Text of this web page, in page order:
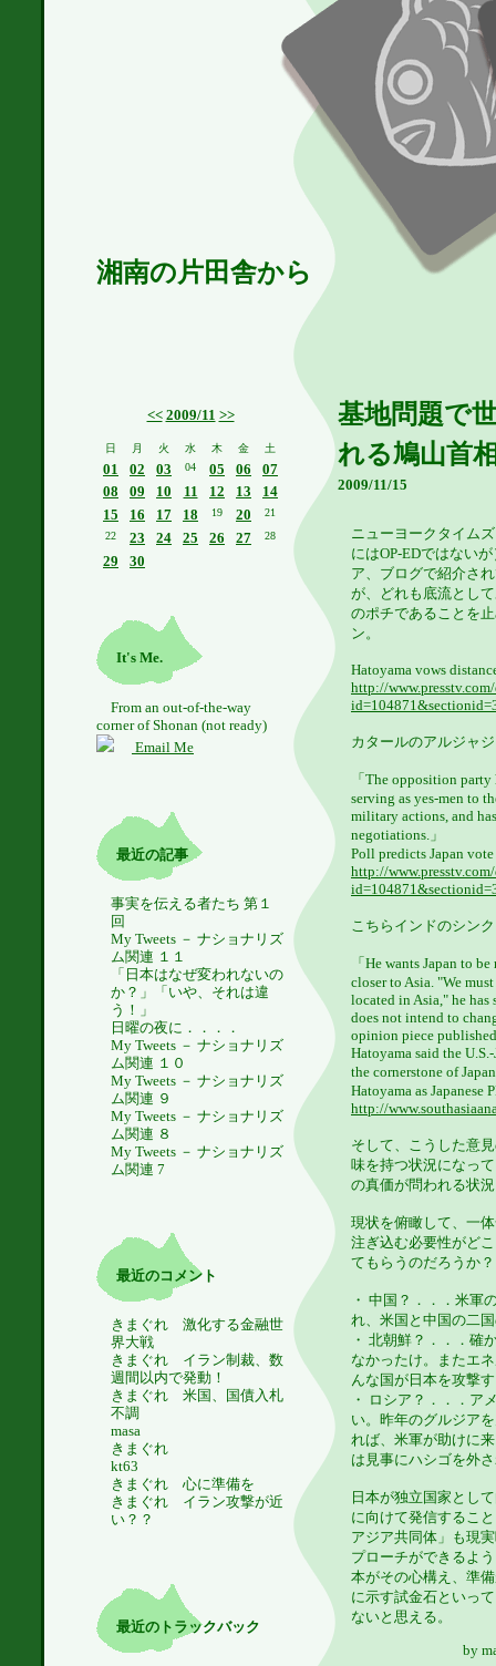
湘南の片田舎から
<< 2009/11 >>
日 月 火 水 木 金 土
01 02 03 04 05 06
07
08
09 10 11 12 13
14
15
16 17 18 19 20
21
22
23 24 25 26 27 28
29 30
It's Me.
From an out-of-the-way
corner of Shonan (not ready)
Email Me
最近の記事
事実を伝える者たち 第１
回
My Tweets － ナショナリズ
ム関連 １１
「日本はなぜ変われないの
か？」「いや、それは違
う！」
日曜の夜に．．．．
My Tweets － ナショナリズ
ム関連 １０
My Tweets － ナショナリズ
ム関連 ９
My Tweets － ナショナリズ
ム関連 ８
My Tweets － ナショナリズ
ム関連 7
最近のコメント
きまぐれ 激化する金融世
界大戦
きまぐれ イラン制裁、数
週間以内で発動！
きまぐれ 米国、国債入札
不調
masa
きまぐれ
kt63
きまぐれ 心に準備を
きまぐれ イラン攻撃が近
い？？
最近のトラックバック
基地問題で
れる鳩山首
2009/11/15
ニューヨークタイム
にはOP-EDではない
ア、ブログで紹介さ
が、どれも底流とし
のポチであることを
ン。
Hatoyama vows
http://
カタールのアルジャ
「The opposition
serving as yes-men to
military actions, and
negotiations.」
Poll predicts Japan
http://
こちらインドのシン
「He wants Japan to
closer to Asia. "We
located in Asia," he has
does not intend to
opinion piece
Hatoyama said the
the cornerstone of
Hatoyama as
http://
そして、こうした意
味を持つ状況になっ
の真価が問われる状
現状を俯瞰して、一
注ぎ込む必要性がど
てもらうのだろうか？
・ 中国？．．．米軍
れ、米国と中国の二
・ 北朝鮮？．．．確
なかったけ。またエ
んな国が日本を攻撃
・ ロシア？．．．ア
い。昨年のグルジア
れば、米軍が助けに
は見事にハシゴを外
日本が独立国家とし
に向けて発信するこ
アジア共同体」も現
プローチができるよ
本がその心構え、準
に示す試金石といっ
ないと思える。
by